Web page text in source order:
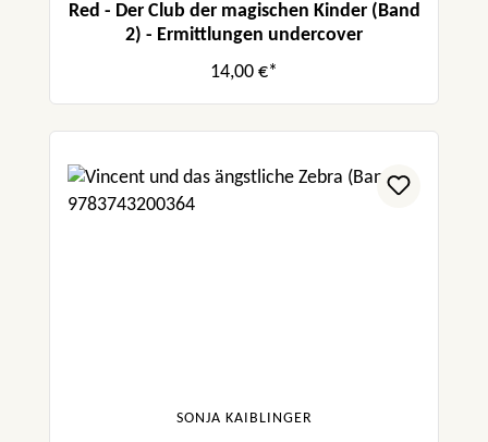
Red - Der Club der magischen Kinder (Band
2) - Ermittlungen undercover
14,00 €*
SONJA KAIBLINGER